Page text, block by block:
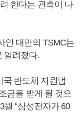
한다는 관측이 나
인 대만의 TSMC는
알려졌다.
반도체 지원법
금을 받게 될 것으
월 “삼성전자가 60